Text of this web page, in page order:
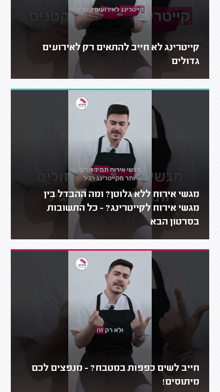
קייטרינג לא חייב להתאים רק לאירועים
גדולים
מגשי אירוח ללא גלוטן? ומה ההבדל בין
מגשי אירוח לקייטרינג? - כל התשובות
בסרטון הבא
חייב לשים כפפות במטבח? - מנפצים לכם
מיתוסים!